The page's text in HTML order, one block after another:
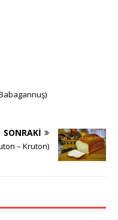
SONRAKI
– Kruton)